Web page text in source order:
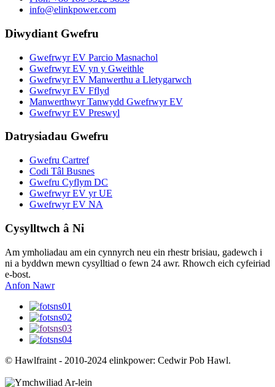
info@elinkpower.com
Diwydiant Gwefru
Gwefrwyr EV Parcio Masnachol
Gwefrwyr EV yn y Gweithle
Gwefrwyr EV Manwerthu a Lletygarwch
Gwefrwyr EV Fflyd
Manwerthwyr Tanwydd Gwefrwyr EV
Gwefrwyr EV Preswyl
Datrysiadau Gwefru
Gwefru Cartref
Codi Tâl Busnes
Gwefru Cyflym DC
Gwefrwyr EV yr UE
Gwefrwyr EV NA
Cysylltwch â Ni
Am ymholiadau am ein cynnyrch neu ein rhestr brisiau, gadewch i
ni a byddwn mewn cysylltiad o fewn 24 awr. Rhowch eich cyfeiriad
e-bost.
Anfon Nawr
© Hawlfraint - 2010-2024 elinkpower: Cedwir Pob Hawl.